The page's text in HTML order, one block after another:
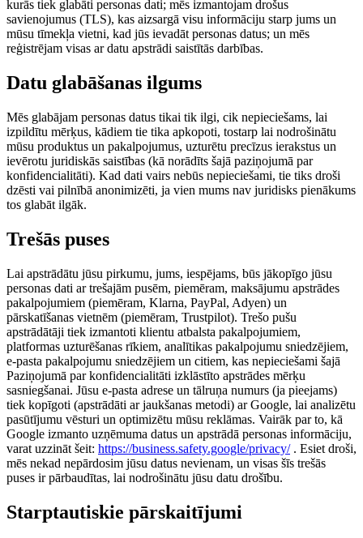
kurās tiek glabāti personas dati; mēs izmantojam drošus
savienojumus (TLS), kas aizsargā visu informāciju starp jums un
mūsu tīmekļa vietni, kad jūs ievadāt personas datus; un mēs
reģistrējam visas ar datu apstrādi saistītās darbības.
Datu glabāšanas ilgums
Mēs glabājam personas datus tikai tik ilgi, cik nepieciešams, lai
izpildītu mērķus, kādiem tie tika apkopoti, tostarp lai nodrošinātu
mūsu produktus un pakalpojumus, uzturētu precīzus ierakstus un
ievērotu juridiskās saistības (kā norādīts šajā paziņojumā par
konfidencialitāti). Kad dati vairs nebūs nepieciešami, tie tiks droši
dzēsti vai pilnībā anonimizēti, ja vien mums nav juridisks pienākums
tos glabāt ilgāk.
Trešās puses
Lai apstrādātu jūsu pirkumu, jums, iespējams, būs jākopīgo jūsu
personas dati ar trešajām pusēm, piemēram, maksājumu apstrādes
pakalpojumiem (piemēram, Klarna, PayPal, Adyen) un
pārskatīšanas vietnēm (piemēram, Trustpilot). Trešo pušu
apstrādātāji tiek izmantoti klientu atbalsta pakalpojumiem,
platformas uzturēšanas rīkiem, analītikas pakalpojumu sniedzējiem,
e-pasta pakalpojumu sniedzējiem un citiem, kas nepieciešami šajā
Paziņojumā par konfidencialitāti izklāstīto apstrādes mērķu
sasniegšanai. Jūsu e-pasta adrese un tālruņa numurs (ja pieejams)
tiek kopīgoti (apstrādāti ar jaukšanas metodi) ar Google, lai analizētu
pasūtījumu vēsturi un optimizētu mūsu reklāmas. Vairāk par to, kā
Google izmanto uzņēmuma datus un apstrādā personas informāciju,
varat uzzināt šeit: https://business.safety.google/privacy/. Esiet droši,
mēs nekad nepārdosim jūsu datus nevienam, un visas šīs trešās
puses ir pārbaudītas, lai nodrošinātu jūsu datu drošību.
Starptautiskie pārskaitījumi